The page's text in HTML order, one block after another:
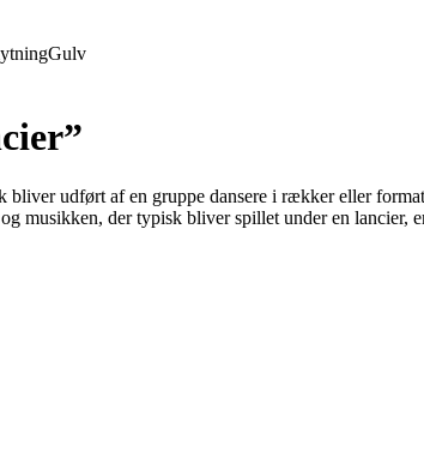
Gulv
bliver udført af en gruppe dansere i rækker eller
musikken, der typisk bliver spillet under en